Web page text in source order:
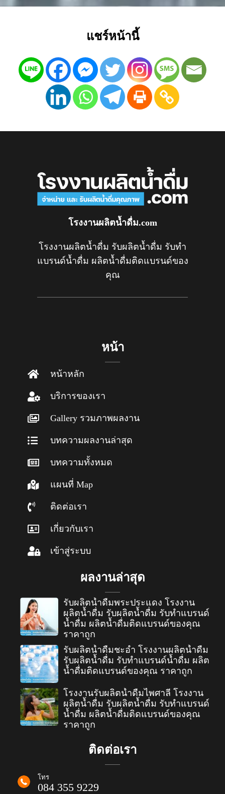
แชร์หน้านี้
โรงงานผลิตน้ำดื่ม.com
โรงงานผลิตน้ำดื่ม รับผลิตน้ำดื่ม รับทำ
แบรนด์น้ำดื่ม ผลิตน้ำดื่มติดแบรนด์ของ
คุณ
หน้า
หน้าหลัก
บริการของเรา
Gallery รวมภาพผลงาน
บทความผลงานล่าสุด
บทความทั้งหมด
แผนที่ Map
ติดต่อเรา
เกี่ยวกับเรา
เข้าสู่ระบบ
ผลงานล่าสุด
รับผลิตน้ำดื่มพระประแดง โรงงาน
ผลิตน้ำดื่ม รับผลิตน้ำดื่ม รับทำแบรนด์
น้ำดื่ม ผลิตน้ำดื่มติดแบรนด์ของคุณ
ราคาถูก
รับผลิตน้ำดื่มชะอำ โรงงานผลิตน้ำดื่ม
รับผลิตน้ำดื่ม รับทำแบรนด์น้ำดื่ม ผลิต
น้ำดื่มติดแบรนด์ของคุณ ราคาถูก
โรงงานรับผลิตน้ำดื่มไพศาลี โรงงาน
ผลิตน้ำดื่ม รับผลิตน้ำดื่ม รับทำแบรนด์
น้ำดื่ม ผลิตน้ำดื่มติดแบรนด์ของคุณ
ราคาถูก
ติดต่อเรา
โทร
084 355 9229